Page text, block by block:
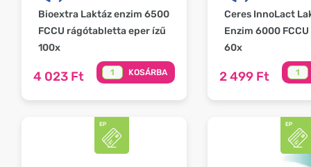
Bioextra Laktáz enzim 6500
FCCU rágótabletta eper ízű
100x
4 023 Ft KOSÁRBA
Ceres InnoLact
Enzim 6000
60x
2 499 Ft